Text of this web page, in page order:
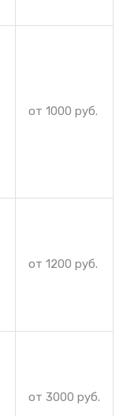
от 1000 руб.
от 1200 руб.
от 3000 руб.